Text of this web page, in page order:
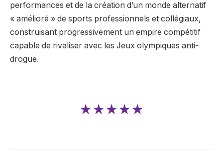
performances et de la création d’un monde alternatif
« amélioré » de sports professionnels et collégiaux,
construisant progressivement un empire compétitif
capable de rivaliser avec les Jeux olympiques anti-
drogue.
★★★★★